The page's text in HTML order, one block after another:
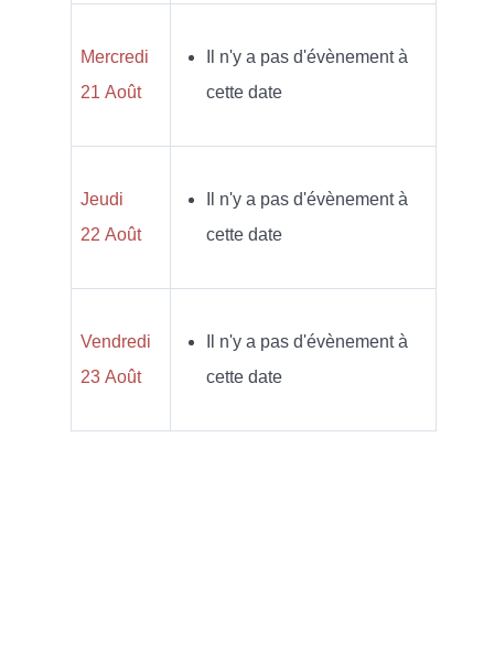
Mercredi
21 Août
Il n'y a pas d'évènement à
cette date
Jeudi
22 Août
Il n'y a pas d'évènement à
cette date
Vendredi
23 Août
Il n'y a pas d'évènement à
cette date